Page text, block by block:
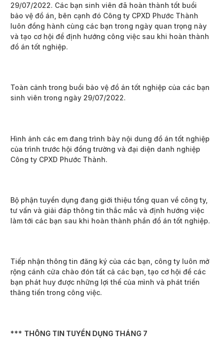
29/07/2022. Các bạn sinh viên đã hoàn thành tốt buổi
bảo vệ đồ án, bên cạnh đó Công ty CPXD Phước Thành
luôn đồng hành cùng các bạn trong ngày quan trọng này
và tạo cơ hội để định hướng công việc sau khi hoàn thành
đồ án tốt nghiệp.
Toàn cảnh trong buổi bảo vệ đồ án tốt nghiệp của các bạn
sinh viên trong ngày 29/07/2022.
Hình ảnh các em đang trình bày nội dung đồ án tốt nghiệp
của trình trước hội đồng trường và đại diện danh nghiệp
Công ty CPXD Phước Thành.
Bộ phận tuyển dụng đang giới thiệu tổng quan về công ty,
tư vấn và giải đáp thông tin thắc mắc và định hướng việc
làm tới các bạn sau khi hoàn thành phần đồ án tốt nghiệp.
Tiếp nhận thông tin đăng ký của các bạn, công ty luôn mở
rộng cánh cửa chào đón tất cả các bạn, tạo cơ hội để các
bạn phát huy được những lợi thế của mình và phát triển
thăng tiến trong công việc.
*** THÔNG TIN TUYỂN DỤNG THÁNG 7